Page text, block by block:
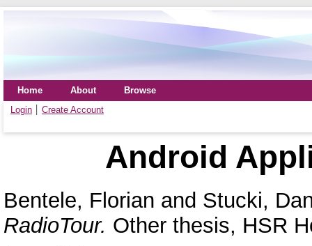
Home About
Browse
Login
Create Account
Android
Bentele, Florian and Stucki,
RadioTour. Other thesis, HSR